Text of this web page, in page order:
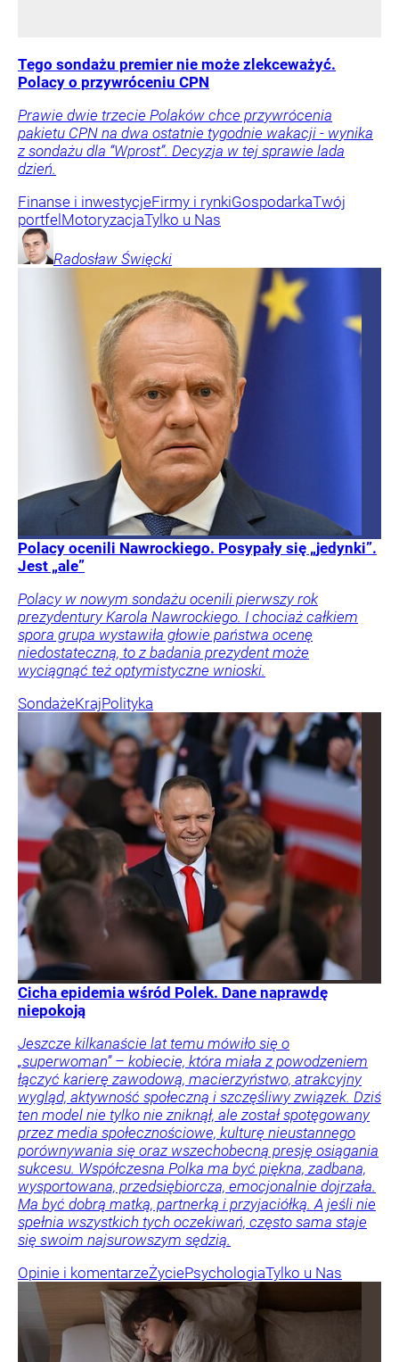
Tego sondażu premier nie może zlekceważyć.
Polacy o przywróceniu CPN
Prawie dwie trzecie Polaków chce przywrócenia
pakietu CPN na dwa ostatnie tygodnie wakacji - wynika
z sondażu dla “Wprost”. Decyzja w tej sprawie lada
dzień.
Finanse i inwestycjeFirmy i rynkiGospodarkaTwój
portfel MotoryzacjaTylko u Nas
Radosław Święcki
Polacy ocenili Nawrockiego. Posypały się „jedynki”.
Jest „ale”
Polacy w nowym sondażu ocenili pierwszy rok
prezydentury Karola Nawrockiego. I chociaż całkiem
spora grupa wystawiła głowie państwa ocenę
niedostateczną, to z badania prezydent może
wyciągnąć też optymistyczne wnioski.
SondażeKrajPolityka
Cicha epidemia wśród Polek. Dane naprawdę
niepokoją
Jeszcze kilkanaście lat temu mówiło się o
„superwoman” – kobiecie, która miała z powodzeniem
łączyć karierę zawodową, macierzyństwo, atrakcyjny
wygląd, aktywność społeczną i szczęśliwy związek. Dziś
ten model nie tylko nie zniknął, ale został spotęgowany
przez media społecznościowe, kulturę nieustannego
porównywania się oraz wszechobecną presję osiągania
sukcesu. Współczesna Polka ma być piękna, zadbana,
wysportowana, przedsiębiorcza, emocjonalnie dojrzała.
Ma być dobrą matką, partnerką i przyjaciółką. A jeśli nie
spełnia wszystkich tych oczekiwań, często sama staje
się swoim najsurowszym sędzią.
Opinie i komentarzeŻyciePsychologiaTylko u Nas